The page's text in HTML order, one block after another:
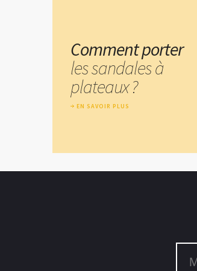
Comment porter
les sandales à
plateaux ?
EN SAVOIR PLUS